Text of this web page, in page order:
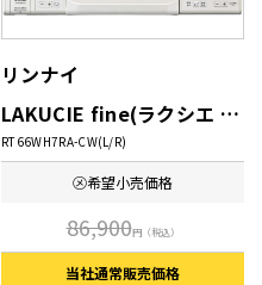
リンナイ
LAKUCIE fine(ラクシエ ファイン)
RT66WH7RA-CW(L/R)
㋱希望小売価格
86,900円（税込）
当社通常販売価格